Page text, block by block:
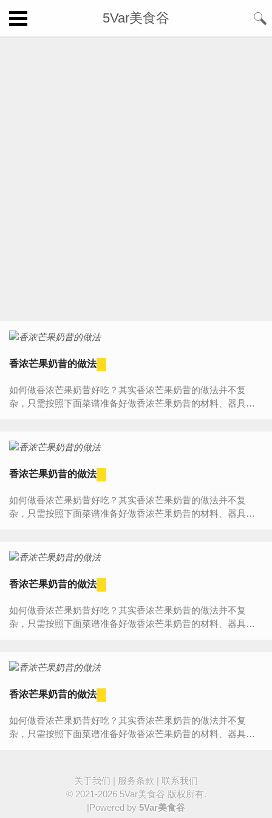
5Var美食谷
香浓芒果奶昔的做法
如何做香浓芒果奶昔好吃？其实香浓芒果奶昔的做法并不复
杂，只需按照下面菜谱准备好做香浓芒果奶昔的材料、器具，
香浓芒果奶昔的做法
如何做香浓芒果奶昔好吃？其实香浓芒果奶昔的做法并不复
杂，只需按照下面菜谱准备好做香浓芒果奶昔的材料、器具，
香浓芒果奶昔的做法
如何做香浓芒果奶昔好吃？其实香浓芒果奶昔的做法并不复
杂，只需按照下面菜谱准备好做香浓芒果奶昔的材料、器具，
香浓芒果奶昔的做法
如何做香浓芒果奶昔好吃？其实香浓芒果奶昔的做法并不复
杂，只需按照下面菜谱准备好做香浓芒果奶昔的材料、器具，
关于我们 | 服务条款 | 联系我们
© 2021-2026 5Var美食谷 版权所有.
|Powered by 5Var美食谷